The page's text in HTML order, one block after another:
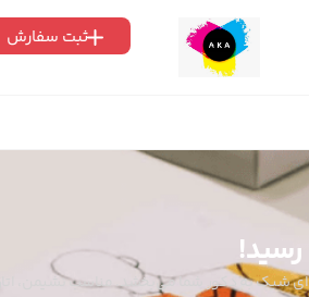
ثبت سفارش
شیک به دکور شما می‌بخشد. مناسب نشیمن، اتاق